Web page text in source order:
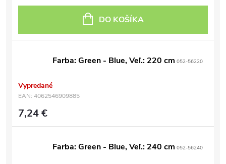
DO KOŠÍKA
Farba: Green - Blue, Veľ.: 220 cm 052-56220
Vypredané
EAN: 4062546909885
7,24 €
Farba: Green - Blue, Veľ.: 240 cm 052-56240